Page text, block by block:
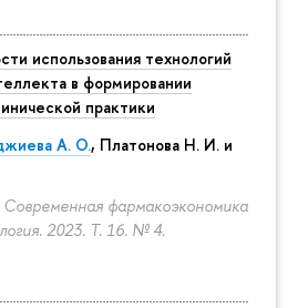
использования технологий
в формировании
практики
А. О., Платонова Н. И. и
фармакоэкономика
2023. Т. 16. № 4.